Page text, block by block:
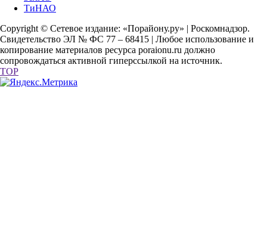
ТиНАО
Copyright © Сетевое издание: «Порайону.ру» | Роскомнадзор.
Свидетельство ЭЛ № ФС 77 – 68415 | Любое использование и
копирование материалов ресурса poraionu.ru должно
сопровождаться активной гиперссылкой на источник.
TOP